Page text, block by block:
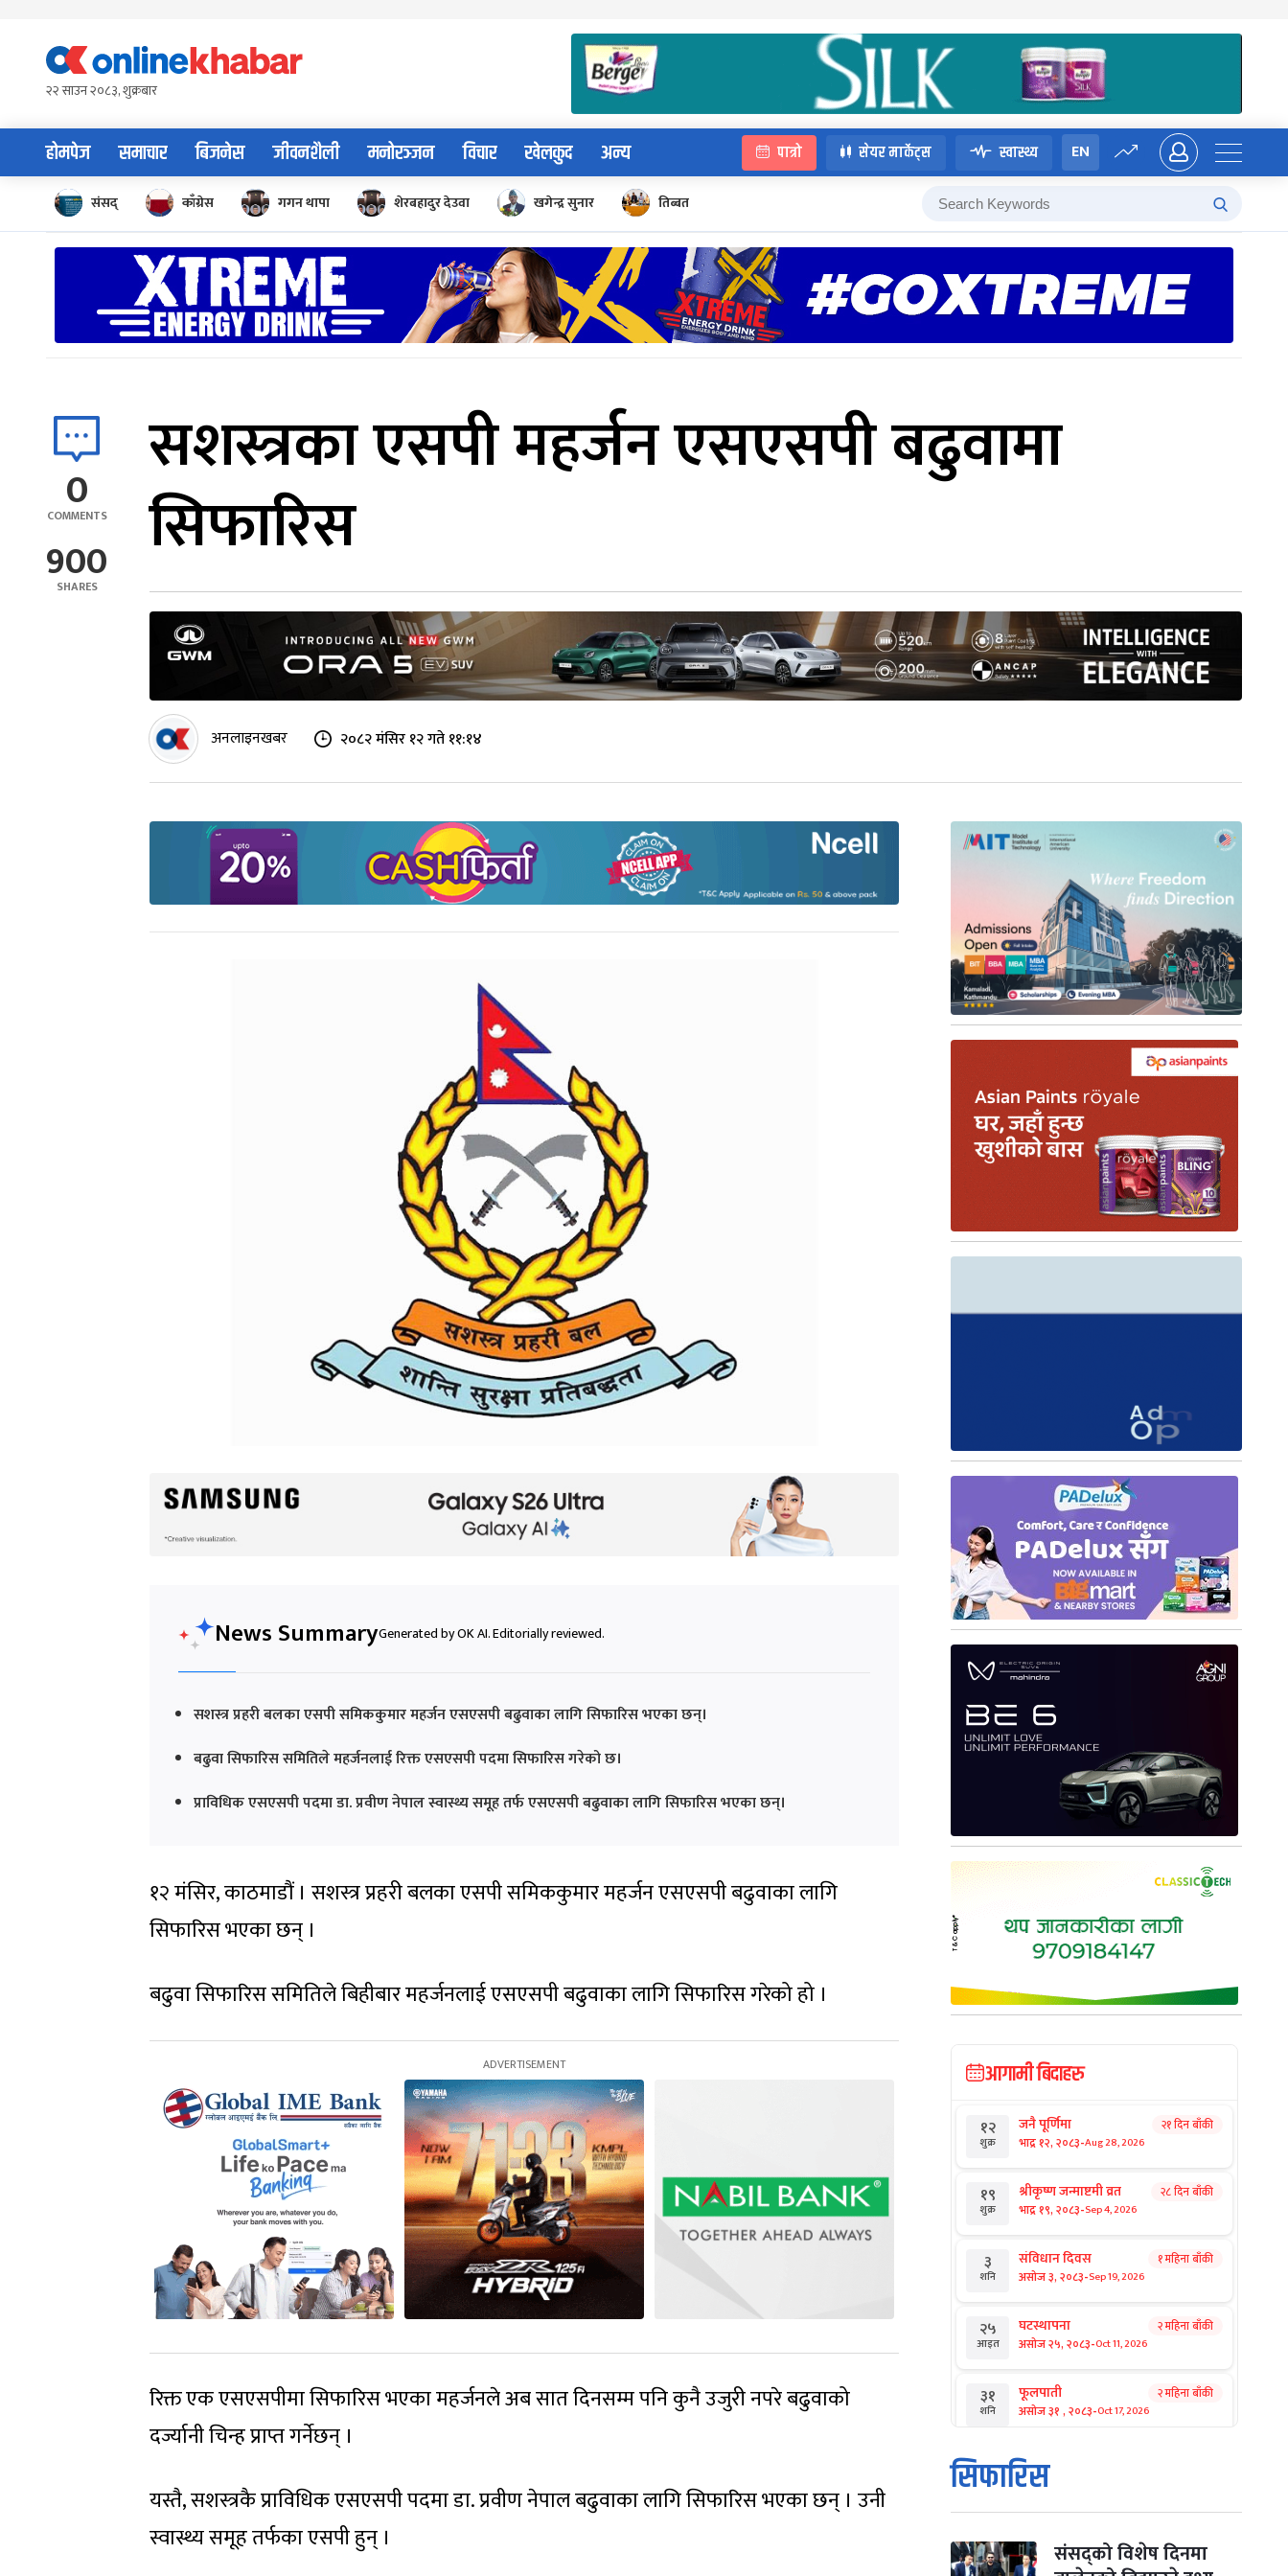
content२२ साउन २०८३, शुक्रबार
होमपेज समाचार बिजनेस जीवनशैली मनोरञ्जन विचार खेलकुद अन्य पात्रो सेयर मार्केट्स स्वास्थ्य EN
संसद् काँग्रेस गगन थापा शेरबहादुर देउवा खगेन्द्र सुनार तिब्बत
0
COMMENTS
900
SHARES
सशस्त्रका एसपी महर्जन एसएसपी बढुवामा
सिफारिस
अनलाइनखबर २०८२ मंसिर १२ गते ११:१४
News SummaryGenerated by OK AI. Editorially reviewed.
सशस्त्र प्रहरी बलका एसपी समिककुमार महर्जन एसएसपी बढुवाका लागि सिफारिस भएका छन्।
बढुवा सिफारिस समितिले महर्जनलाई रिक्त एसएसपी पदमा सिफारिस गरेको छ।
प्राविधिक एसएसपी पदमा डा. प्रवीण नेपाल स्वास्थ्य समूह तर्फ एसएसपी बढुवाका लागि सिफारिस भएका छन्।
१२ मंसिर, काठमाडौं । सशस्त्र प्रहरी बलका एसपी समिककुमार महर्जन एसएसपी बढुवाका लागि
सिफारिस भएका छन् ।
बढुवा सिफारिस समितिले बिहीबार महर्जनलाई एसएसपी बढुवाका लागि सिफारिस गरेको हो ।
रिक्त एक एसएसपीमा सिफारिस भएका महर्जनले अब सात दिनसम्म पनि कुनै उजुरी नपरे बढुवाको
दर्ज्यानी चिन्ह प्राप्त गर्नेछन् ।
यस्तै, सशस्त्रकै प्राविधिक एसएसपी पदमा डा. प्रवीण नेपाल बढुवाका लागि सिफारिस भएका छन् । उनी
स्वास्थ्य समूह तर्फका एसपी हुन् ।
आगामी बिदाहरु
१२
शुक्र
जनै पूर्णिमा
भाद्र १२, २०८३-Aug 28, 2026
२१ दिन बाँकी
१९
शुक्र
श्रीकृष्ण जन्माष्टमी व्रत
भाद्र १९, २०८३-Sep 4, 2026
२८ दिन बाँकी
३
शनि
संविधान दिवस
असोज ३, २०८३-Sep 19, 2026
१ महिना बाँकी
२५
आइत
घटस्थापना
असोज २५, २०८३-Oct 11, 2026
२ महिना बाँकी
३१
शनि
फूलपाती
असोज ३१ , २०८३-Oct 17, 2026
२ महिना बाँकी
१
आइत
कार्तिक सङ्क्रान्ति
कार्तिक १, २०८३
मंगल कार्तिक ३, २०८३-Oct 20, 2026
सिफारिस
संसद्को विशेष दिनमा